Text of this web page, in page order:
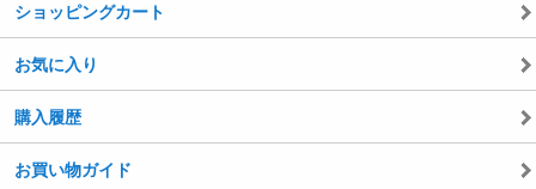
ショッピングカート
お気に入り
購入履歴
お買い物ガイド